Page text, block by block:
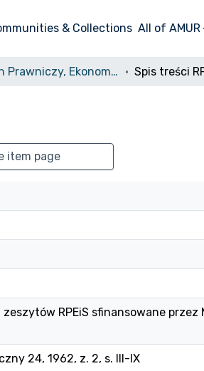
& Collections All of AMUR
Ruch Prawniczy, Ekonomiczny i Socjologiczny, 1962, nr 2
item page
RPEiS sfinansowane przez
24, 1962, z. 2, s. III-IX